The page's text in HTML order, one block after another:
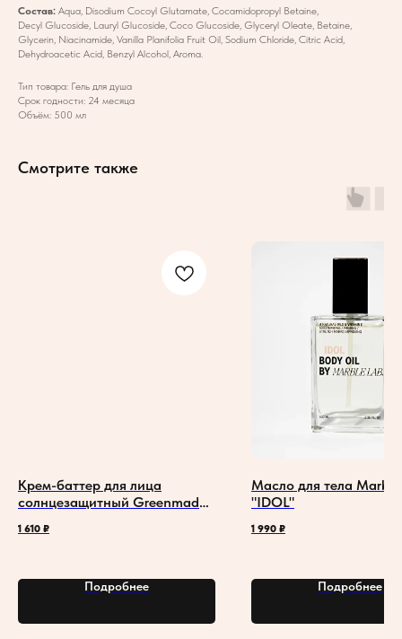
Состав: Aqua, Disodium Cocoyl Glutamate, Cocamidopropyl Betaine,
Decyl Glucoside, Lauryl Glucoside, Coco Glucoside, Glyceryl Oleate, Betaine,
Glycerin, Niacinamide, Vanilla Planifolia Fruit Oil, Sodium Chloride, Citric Acid,
Dehydroacetic Acid, Benzyl Alcohol, Aroma.
Тип товара: Гель для душа
Срок годности: 24 месяца
Объём: 500 мл
Смотрите также
Крем-баттер для лица
солнцезащитный Greenmade
маслом авокадо
1 610 ₽
Подробнее
Масло для тела
"IDOL"
1 990 ₽
Подробнее